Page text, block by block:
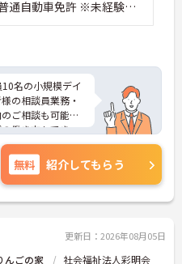
ンク可 ※現場経験があれ
。
名の小規模デイ
の相談員業務・
ご相談も可能で
働き方もでき、
しい環境です。
通勤も可能で
ントなどお話い
ください。
無料 紹介してもらう
更新日：2026年08月05日
んごの家 社会福祉法人彩明会